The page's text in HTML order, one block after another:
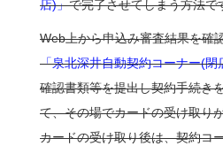
店)」で完了させてしまう方法で
Web上から申込み審査結果を確
「泉北深井自動契約コーナー(閉
確認書類等を提出し契約手続き
て、その場でカードの受け取り
カードの受け取り後は、契約コ